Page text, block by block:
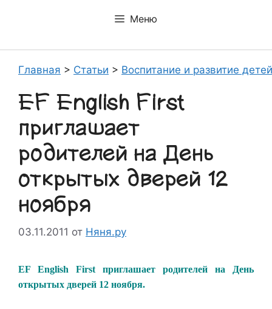
Меню
Главная > Статьи > Воспитание и развитие детей
EF English First
приглашает
родителей на День
открытых дверей 12
ноября
03.11.2011 от Няня.ру
EF English First приглашает родителей на День
открытых дверей 12 ноября.